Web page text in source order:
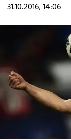
31.10.2016, 14:06